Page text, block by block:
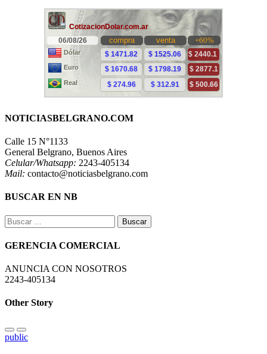
NOTICIASBELGRANO.COM
Calle 15 N°1133
General Belgrano, Buenos Aires
Celular/Whatsapp: 2243-405134
Mail: contacto@noticiasbelgrano.com
BUSCAR EN NB
Buscar:
GERENCIA COMERCIAL
ANUNCIA CON NOSOTROS
2243-405134
Other Story
public